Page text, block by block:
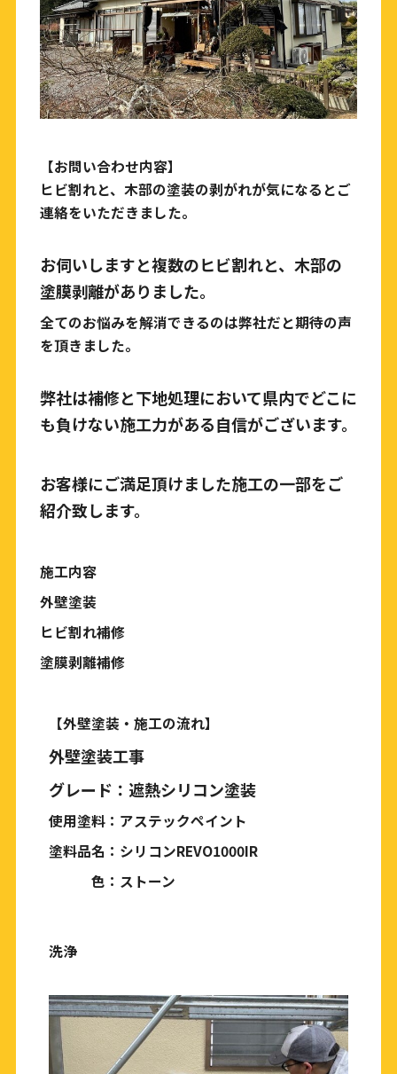
【お問い合わせ内容】
ヒビ割れと、木部の塗装の剥がれが気になるとご
連絡をいただきました。
お伺いしますと複数のヒビ割れと、木部の
塗膜剥離がありました。
全てのお悩みを解消できるのは弊社だと期待の声
を頂きました。
弊社は補修と下地処理において県内でどこに
も負けない施工力がある自信がございます。
お客様にご満足頂けました施工の一部をご
紹介致します。
施工内容
外壁塗装
ヒビ割れ補修
塗膜剥離補修
【外壁塗装・施工の流れ】
外壁塗装工事
グレード：遮熱シリコン塗装
使用塗料：アステックペイント
塗料品名：シリコンREVO1000IR
色：ストーン
洗浄